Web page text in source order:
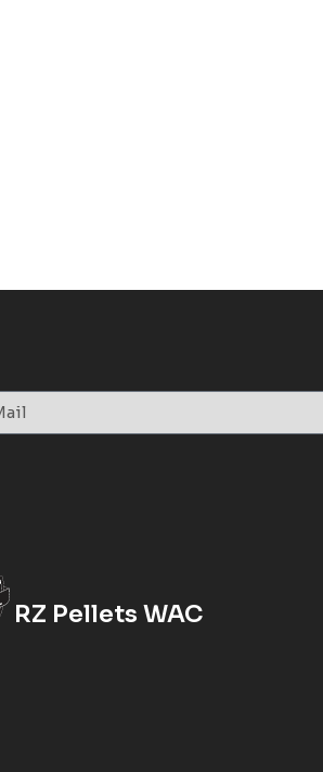
RZ Pellets WAC